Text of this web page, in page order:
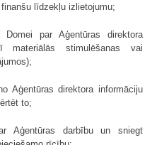
līdzekļu izlietojumu;
par Aģentūras direktora
materiālās stimulēšanas vai
Aģentūras direktora informāciju
to;
Aģentūras darbību un sniegt